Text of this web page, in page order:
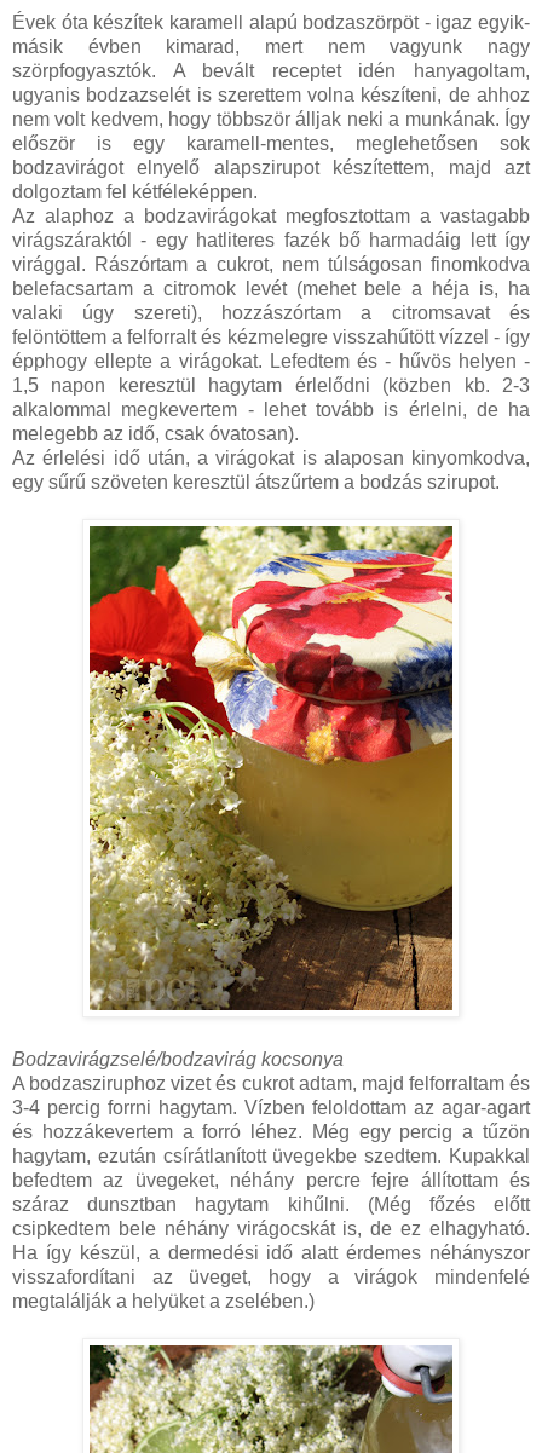
Évek óta készítek karamell alapú bodzaszörpöt - igaz egyik-
másik évben kimarad, mert nem vagyunk nagy
szörpfogyasztók. A bevált receptet idén hanyagoltam,
ugyanis bodzazselét is szerettem volna készíteni, de ahhoz
nem volt kedvem, hogy többször álljak neki a munkának. Így
először is egy karamell-mentes, meglehetősen sok
bodzavirágot elnyelő alapszirupot készítettem, majd azt
dolgoztam fel kétféleképpen.
Az alaphoz a bodzavirágokat megfosztottam a vastagabb
virágszáraktól - egy hatliteres fazék bő harmadáig lett így
virággal. Rászórtam a cukrot, nem túlságosan finomkodva
belefacsartam a citromok levét (mehet bele a héja is, ha
valaki úgy szereti), hozzászórtam a citromsavat és
felöntöttem a felforralt és kézmelegre visszahűtött vízzel - így
épphogy ellepte a virágokat. Lefedtem és - hűvös helyen -
1,5 napon keresztül hagytam érlelődni (közben kb. 2-3
alkalommal megkevertem - lehet tovább is érlelni, de ha
melegebb az idő, csak óvatosan).
Az érlelési idő után, a virágokat is alaposan kinyomkodva,
egy sűrű szöveten keresztül átszűrtem a bodzás szirupot.
Bodzavirágzselé/bodzavirág kocsonya
A bodzasziruphoz vizet és cukrot adtam, majd felforraltam és
3-4 percig forrni hagytam. Vízben feloldottam az agar-agart
és hozzákevertem a forró léhez. Még egy percig a tűzön
hagytam, ezután csírátlanított üvegekbe szedtem. Kupakkal
befedtem az üvegeket, néhány percre fejre állítottam és
száraz dunsztban hagytam kihűlni. (Még főzés előtt
csipkedtem bele néhány virágocskát is, de ez elhagyható.
Ha így készül, a dermedési idő alatt érdemes néhányszor
visszafordítani az üveget, hogy a virágok mindenfelé
megtalálják a helyüket a zselében.)